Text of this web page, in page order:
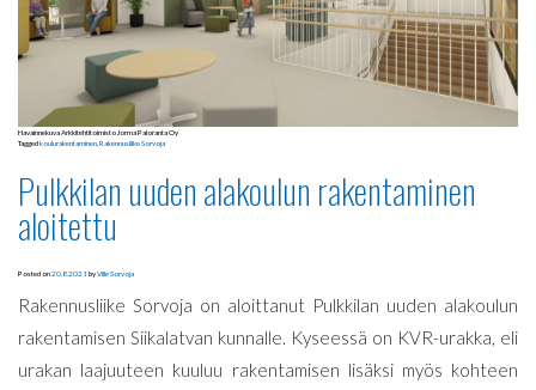
Havainnekuva Arkkitehtitoimisto Jorma Paloranta Oy
Taggedkoulurakentaminen Rakennusliike Sorvoja
Pulkkilan uuden alakoulun rakentaminen
aloitettu
Posted on20.8.2021 byVille Sorvoja
Rakennusliike Sorvoja on aloittanut Pulkkilan uuden alakoulun
rakentamisen Siikalatvan kunnalle. Kyseessä on KVR-urakka, eli
urakan laajuuteen kuuluu rakentamisen lisäksi myös kohteen